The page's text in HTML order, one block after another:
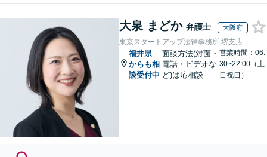
大泉 まどか 弁護士 大阪府
東京スタートアップ法律事務所 堺支店
福井県
からも相
談受付中
面談方法(対面・
電話・ビデオな
ど)は応相談
営業時間：06:
30~22:00（土
日祝日）